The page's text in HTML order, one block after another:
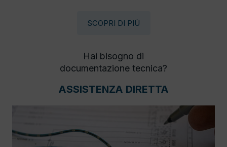
SCOPRI DI PIÙ
Hai bisogno di
documentazione tecnica?
ASSISTENZA DIRETTA